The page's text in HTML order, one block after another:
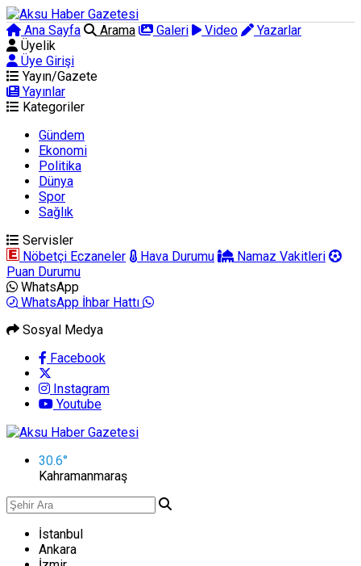
Ana Sayfa Arama Galeri Video
Yazarlar
Üyelik
Üye Girişi
Yayın/Gazete
Yayınlar
Kategoriler
Gündem
Ekonomi
Politika
Dünya
Spor
Sağlık
Servisler
Nöbetçi Eczaneler
Hava Durumu
Namaz Vakitleri
Puan Durumu
WhatsApp
WhatsApp İhbar Hattı
Sosyal Medya
Facebook
Instagram
Youtube
30.6°
Kahramanmaraş
İstanbul
Ankara